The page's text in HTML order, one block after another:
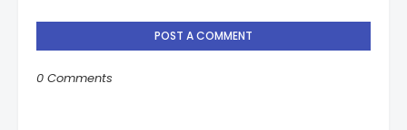
POST A COMMENT
0 Comments